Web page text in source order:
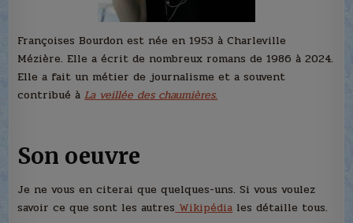
Françoises Bourdon est née en 1953 à Charleville
Mézière. Elle a écrit de nombreux romans de 1986 à 2024.
Elle a fait un métier de journalisme et a souvent
contribué àLa veillée des chaumières.
Son oeuvre
Je ne vous en citerai que quelques-uns. Si vous voulez
savoir ce que sont les autres Wikipédia les détaille tous.